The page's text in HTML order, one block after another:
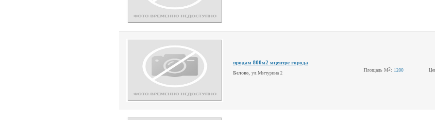
продам 800м2 мцентре города
Белово , ул.Мичурина 2
Площадь М2 : 1200